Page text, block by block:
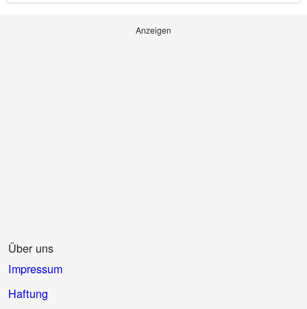
Anzeigen
Über uns
Impressum
Haftung